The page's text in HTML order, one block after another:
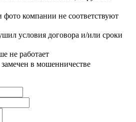
компании не соответствуют
условия договора и/или сроки
не работает
в мошенничестве